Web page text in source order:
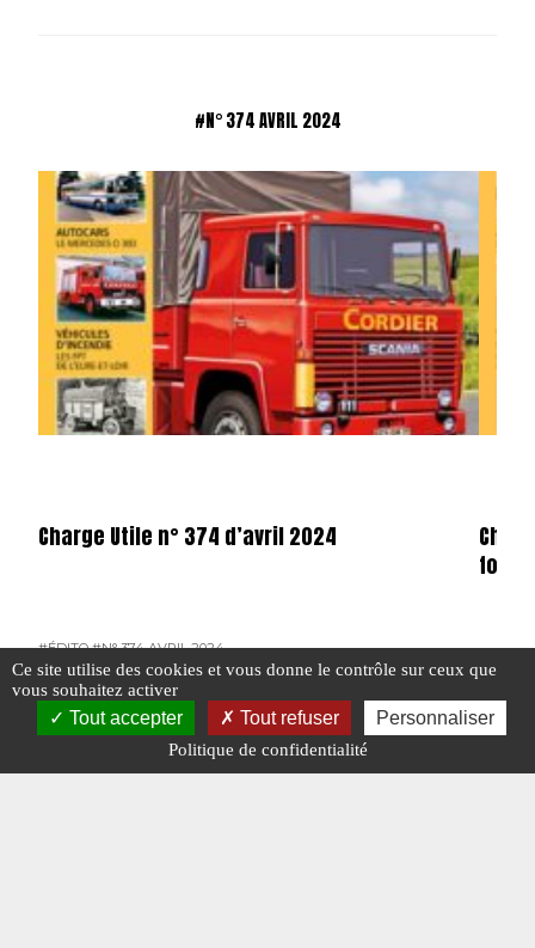
#N° 374 AVRIL 2024
Charge Utile n° 374 d’avril 2024
#ÉDITO #N° 374 AVRIL 2024
#N°
Ce site utilise des cookies et vous donne le contrôle sur ceux que
vous souhaitez activer
Tout accepter Tout refuser Personnaliser
Politique de confidentialité